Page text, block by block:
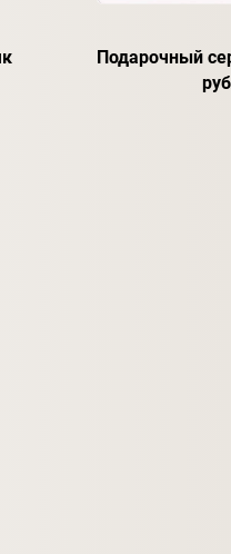
Подарочный